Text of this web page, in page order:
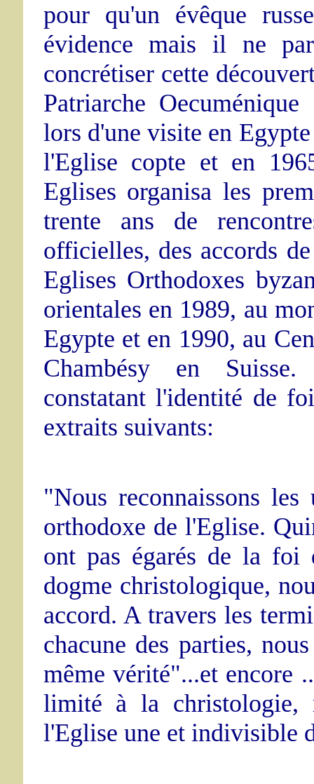
pour qu'un évêque
évidence mais il ne
concrétiser cette
Patriarche
lors d'une visite en
l'Eglise copte et en
Eglises organisa les
trente ans de
officielles, des accords
Eglises Orthodoxes
orientales en 1989, au
Egypte et en 1990, au
Chambésy en Suisse.
constatant l'identité de
extraits suivants:
"Nous reconnaissons
orthodoxe de l'Eglise.
ont pas égarés de la foi
dogme christologique,
accord. A travers les
chacune des parties,
même vérité"...et encore
limité à la christologie,
l'Eglise une et indivisible